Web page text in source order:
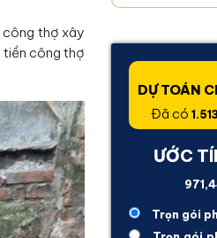
công thợ xây
tiền công thợ
DỰ TOÁN
Đã có 1.513
ƯỚC
Trọn gói